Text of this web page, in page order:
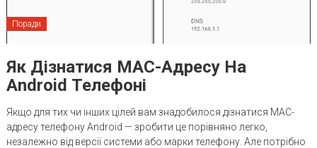
Поради
Як Дізнатися MAC-Адресу На
Android Телефоні
Якщо для тих чи інших цілей вам знадобилося дізнатися MAC-
адресу телефону Android — зробити це порівняно легко,
незалежно від версії системи або марки телефону. Але потрібно